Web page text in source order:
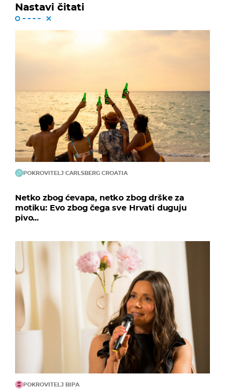
Nastavi čitati
POKROVITELJ CARLSBERG CROATIA
Netko zbog ćevapa, netko zbog drške za
motiku: Evo zbog čega sve Hrvati duguju
pivo...
POKROVITELJ BIPA